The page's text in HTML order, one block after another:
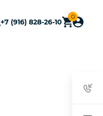
+7 (916) 828-26-10
0